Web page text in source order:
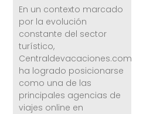
En un contexto marcado
por la evolución
constante del sector
turístico,
Centraldevacaciones.com
ha logrado posicionarse
como una de las
principales agencias de
viajes online en